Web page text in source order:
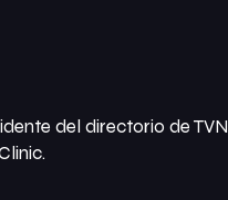
del directorio de